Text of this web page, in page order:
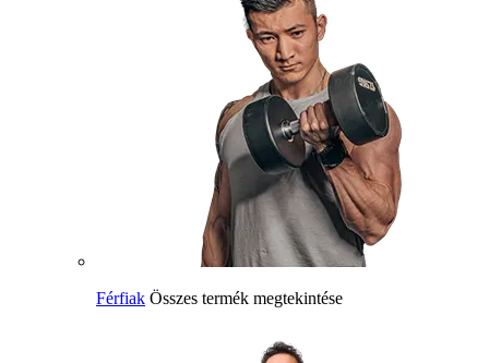
Férfiak Összes termék megtekintése